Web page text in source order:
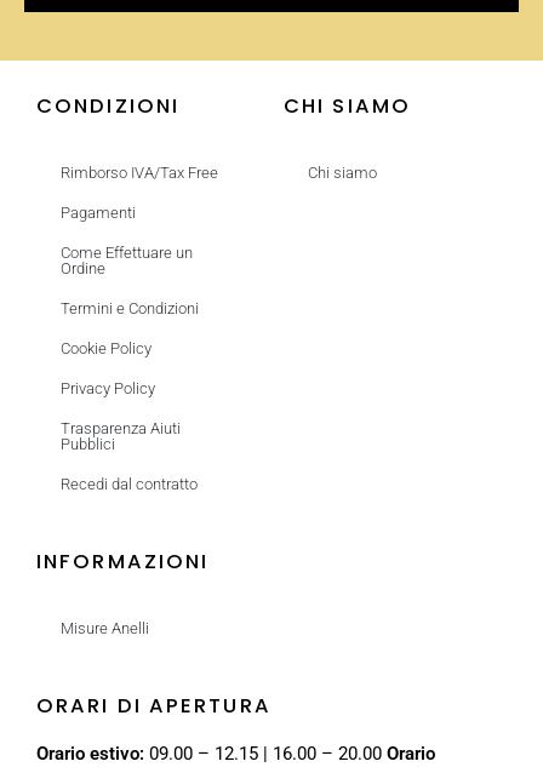
CONDIZIONI
Rimborso IVA/Tax Free
Pagamenti
Come Effettuare un
Ordine
Termini e Condizioni
Cookie Policy
Privacy Policy
Trasparenza Aiuti
Pubblici
Recedi dal contratto
CHI SIAMO
Chi siamo
INFORMAZIONI
Misure Anelli
ORARI DI APERTURA
Orario estivo: 09.00 – 12.15 | 16.00 – 20.00 Orario